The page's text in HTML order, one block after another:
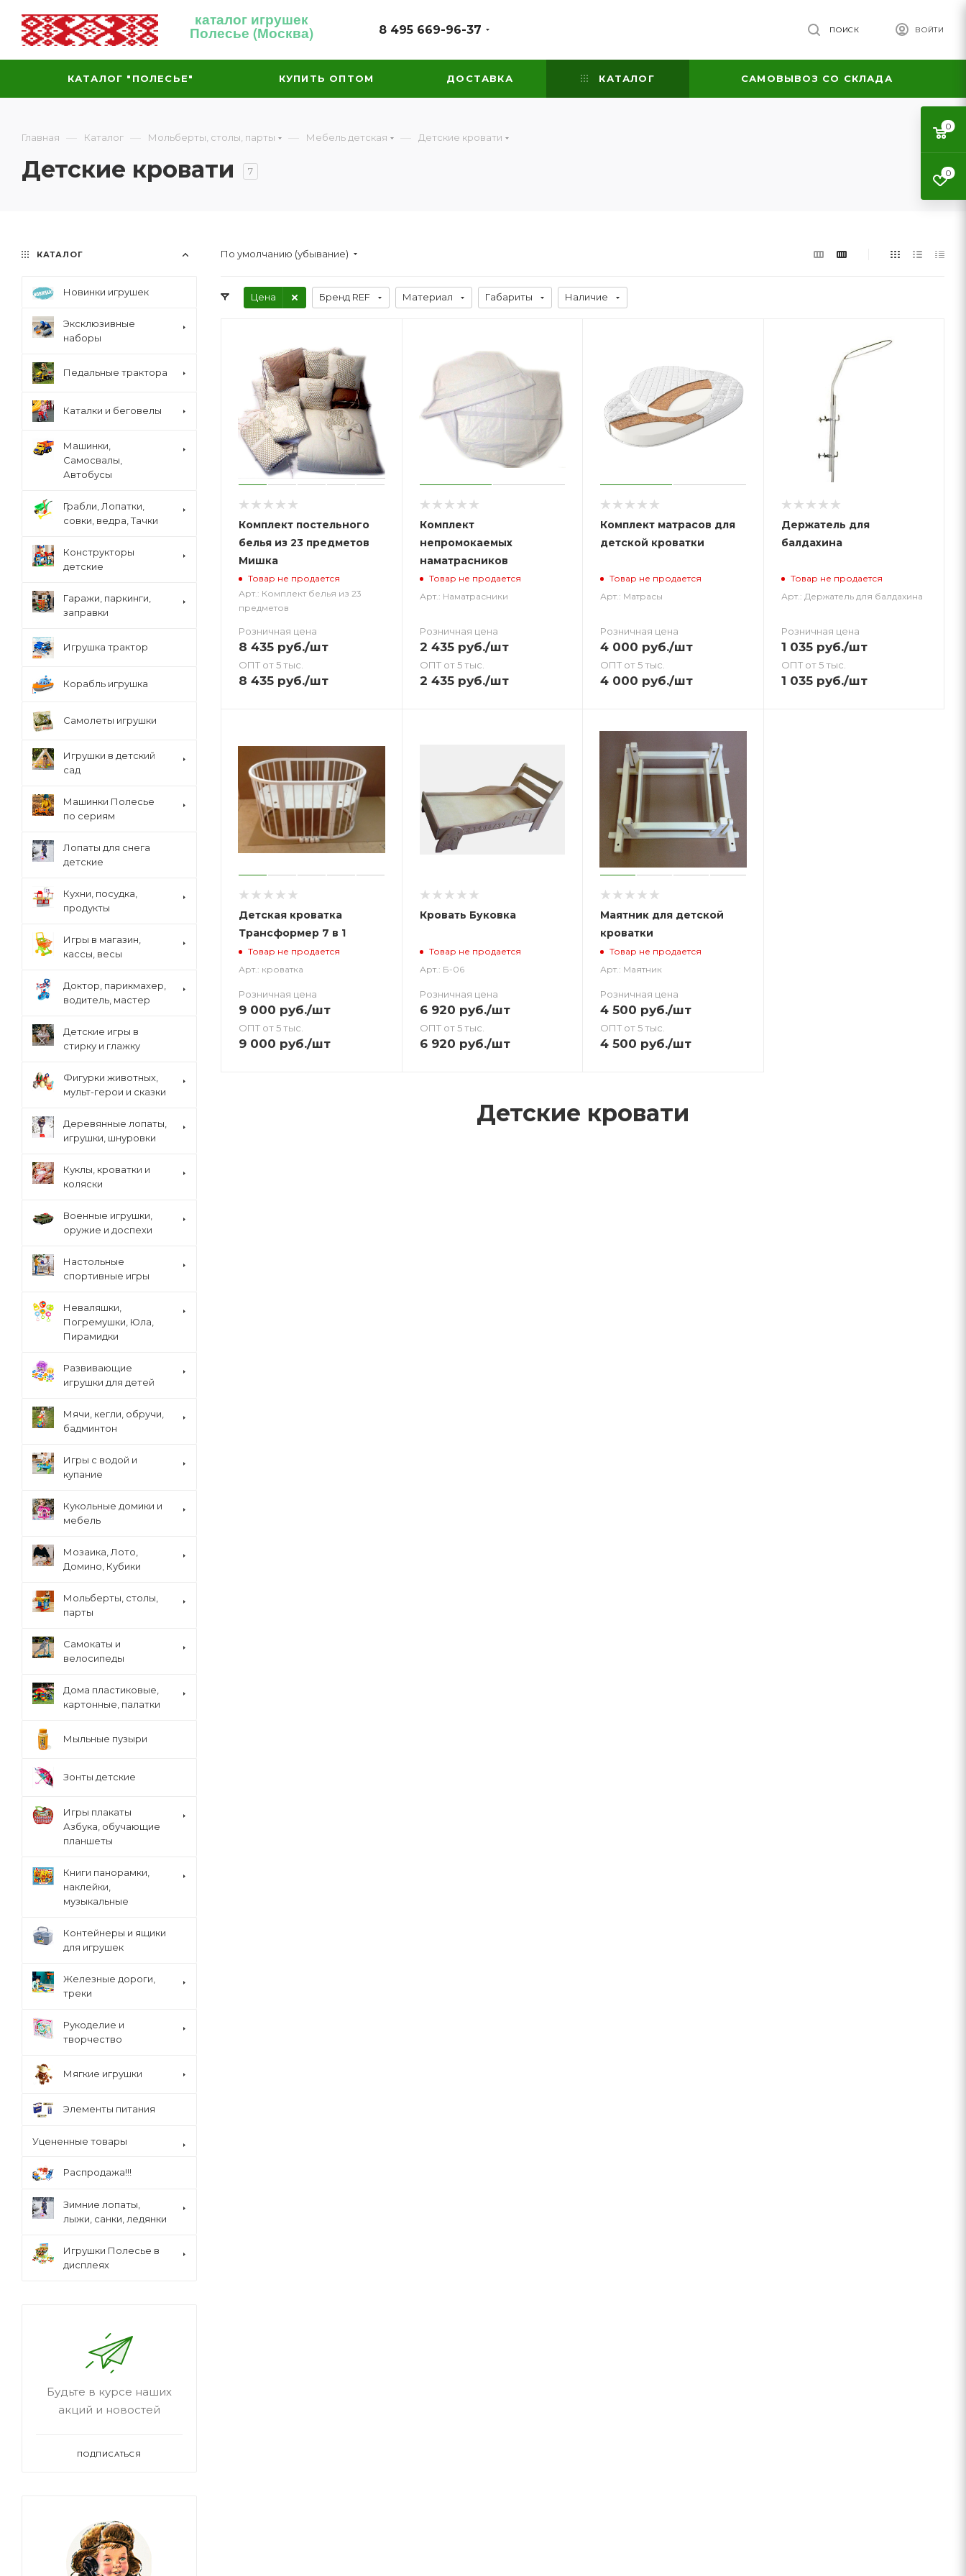
каталог игрушек
Полесье (Москва) 8 495 669-96-37 ВОЙТИ
ПОИСК
КАТАЛОГ "ПОЛЕСЬЕ" КУПИТЬ ОПТОМ ДОСТАВКА КАТАЛОГ САМОВЫВОЗ СО СКЛАДА
Главная — Каталог — Мольберты, столы, парты — Мебель детская — Детские кровати
Детские кровати 7
По умолчанию (убывание)
Цена Бренд REF Материал Габариты Наличие
Комплект постельного
белья из 23 предметов
Мишка
Товар не продается
Арт.: Комплект белья из 23
предметов
Розничная цена
8 435 руб./шт
ОПТ от 5 тыс.
8 435 руб./шт
Комплект
непромокаемых
наматрасников
Товар не продается
Арт.: Наматрасники
Розничная цена
2 435руб./шт
ОПТ от 5 тыс.
2 435руб./шт
Комплект матрасов для
детской кроватки
Товар не продается
Арт.: Матрасы
Розничная цена
4 000 руб./шт
ОПТ от 5 тыс.
4 000 руб./шт
Держатель для
балдахина
Товар не продается
Арт.: Держатель для балдахина
Розничная цена
1 035руб./шт
ОПТ от 5 тыс.
1 035руб./шт
Детская кроватка
Трансформер 7 в 1
Товар не продается
Арт.: кроватка
Розничная цена
9 000 руб./шт
ОПТ от 5 тыс.
9 000 руб./шт
Кровать Буковка
Товар не продается
Арт.: Б-06
Розничная цена
6 920 руб./шт
ОПТ от 5 тыс.
6 920 руб./шт
Маятник для детской
кроватки
Товар не продается
Арт.: Маятник
Розничная цена
4 500 руб./шт
ОПТ от 5 тыс.
4 500 руб./шт
Детские кровати
КАТАЛОГ
Новинки игрушек
Эксклюзивные
наборы
Педальные трактора
Каталки и беговелы
Машинки,
Самосвалы,
Автобусы
Грабли, Лопатки,
совки, ведра, Тачки
Конструкторы
детские
Гаражи, паркинги,
заправки
Игрушка трактор
Корабль игрушка
Самолеты игрушки
Игрушки в детский
сад
Машинки Полесье
по сериям
Лопаты для снега
детские
Кухни, посудка,
продукты
Игры в магазин,
кассы, весы
Доктор, парикмахер,
водитель, мастер
Детские игры в
стирку и глажку
Фигурки животных,
мульт-герои и сказки
Деревянные лопаты,
игрушки, шнуровки
Куклы, кроватки и
коляски
Военные игрушки,
оружие и доспехи
Настольные
спортивные игры
Неваляшки,
Погремушки, Юла,
Пирамидки
Развивающие
игрушки для детей
Мячи, кегли, обручи,
бадминтон
Игры с водой и
купание
Кукольные домики и
мебель
Мозаика, Лото,
Домино, Кубики
Мольберты, столы,
парты
Cамокаты и
велосипеды
Дома пластиковые,
картонные, палатки
Мыльные пузыри
Зонты детские
Игры плакаты
Азбука, обучающие
планшеты
Книги панорамки,
наклейки,
музыкальные
Контейнеры и ящики
для игрушек
Железные дороги,
треки
Рукоделие и
творчество
Мягкие игрушки
Элементы питания
Уцененные товары
Распродажа!!!
Зимние лопаты,
лыжи, санки, ледянки
Игрушки Полесье в
дисплеях
Будьте в курсе наших
акций и новостей
ПОДПИСАТЬСЯ
0
0